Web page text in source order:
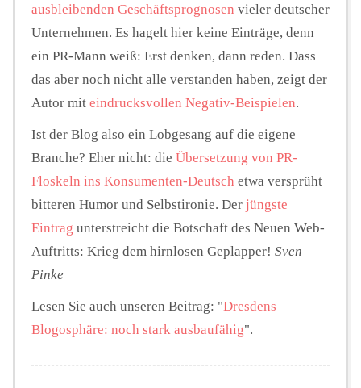
Unterstützen
ausbleibenden Geschäftsprognosen vieler deutscher
Unternehmen. Es hagelt hier keine Einträge, denn
ein PR-Mann weiß: Erst denken, dann reden. Dass
das aber noch nicht alle verstanden haben, zeigt der
Autor mit eindrucksvollen Negativ-Beispielen.
Ist der Blog also ein Lobgesang auf die eigene
Branche? Eher nicht: die Übersetzung von PR-
Floskeln ins Konsumenten-Deutsch etwa versprüht
bitteren Humor und Selbstironie. Der jüngste
Eintrag unterstreicht die Botschaft des Neuen Web-
Auftritts: Krieg dem hirnlosen Geplapper! Sven
Pinke
Lesen Sie auch unseren Beitrag: "Dresdens
Blogosphäre: noch stark ausbaufähig".